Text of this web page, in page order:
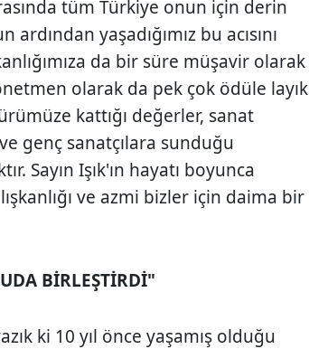
tüm Türkiye onun için derin
yaşadığımız bu acısını
da bir süre müşavir olarak
olarak da pek çok ödüle layık
kattığı değerler, sanat
genç sanatçılara sunduğu
Sayın Işık'ın hayatı boyunca
ve azmi bizler için daima bir
BİRLEŞTİRDİ"
ki 10 yıl önce yaşamış olduğu